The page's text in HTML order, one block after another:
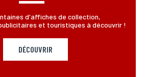
à vous répondre.
d'affiches de collection,
et touristiques à découvrir !
DÉCOUVRIR